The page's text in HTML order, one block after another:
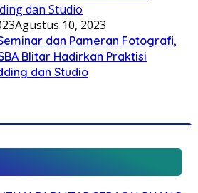
Agustus 10, 2023
dan Pameran Fotografi,
Blitar Hadirkan Praktisi
dan Studio